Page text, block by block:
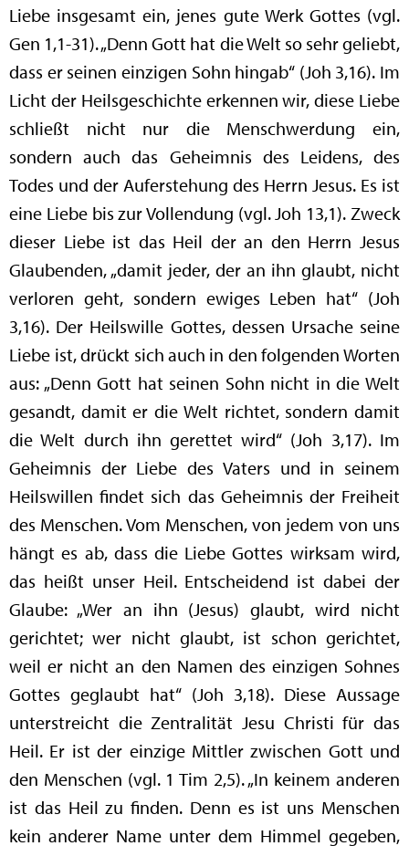
Liebe insgesamt ein, jenes gute Werk Gottes (vgl.
Gen 1,1-31). „Denn Gott hat die Welt so sehr geliebt,
dass er seinen einzigen Sohn hingab“ (Joh 3,16). Im
Licht der Heilsgeschichte erkennen wir, diese Liebe
schließt nicht nur die Menschwerdung ein,
sondern auch das Geheimnis des Leidens, des
Todes und der Auferstehung des Herrn Jesus. Es ist
eine Liebe bis zur Vollendung (vgl. Joh 13,1). Zweck
dieser Liebe ist das Heil der an den Herrn Jesus
Glaubenden, „damit jeder, der an ihn glaubt, nicht
verloren geht, sondern ewiges Leben hat“ (Joh
3,16). Der Heilswille Gottes, dessen Ursache seine
Liebe ist, drückt sich auch in den folgenden Worten
aus: „Denn Gott hat seinen Sohn nicht in die Welt
gesandt, damit er die Welt richtet, sondern damit
die Welt durch ihn gerettet wird“ (Joh 3,17). Im
Geheimnis der Liebe des Vaters und in seinem
Heilswillen findet sich das Geheimnis der Freiheit
des Menschen. Vom Menschen, von jedem von uns
hängt es ab, dass die Liebe Gottes wirksam wird,
das heißt unser Heil. Entscheidend ist dabei der
Glaube: „Wer an ihn (Jesus) glaubt, wird nicht
gerichtet; wer nicht glaubt, ist schon gerichtet,
weil er nicht an den Namen des einzigen Sohnes
Gottes geglaubt hat“ (Joh 3,18). Diese Aussage
unterstreicht die Zentralität Jesu Christi für das
Heil. Er ist der einzige Mittler zwischen Gott und
den Menschen (vgl. 1 Tim 2,5). „In keinem anderen
ist das Heil zu finden. Denn es ist uns Menschen
kein anderer Name unter dem Himmel gegeben,